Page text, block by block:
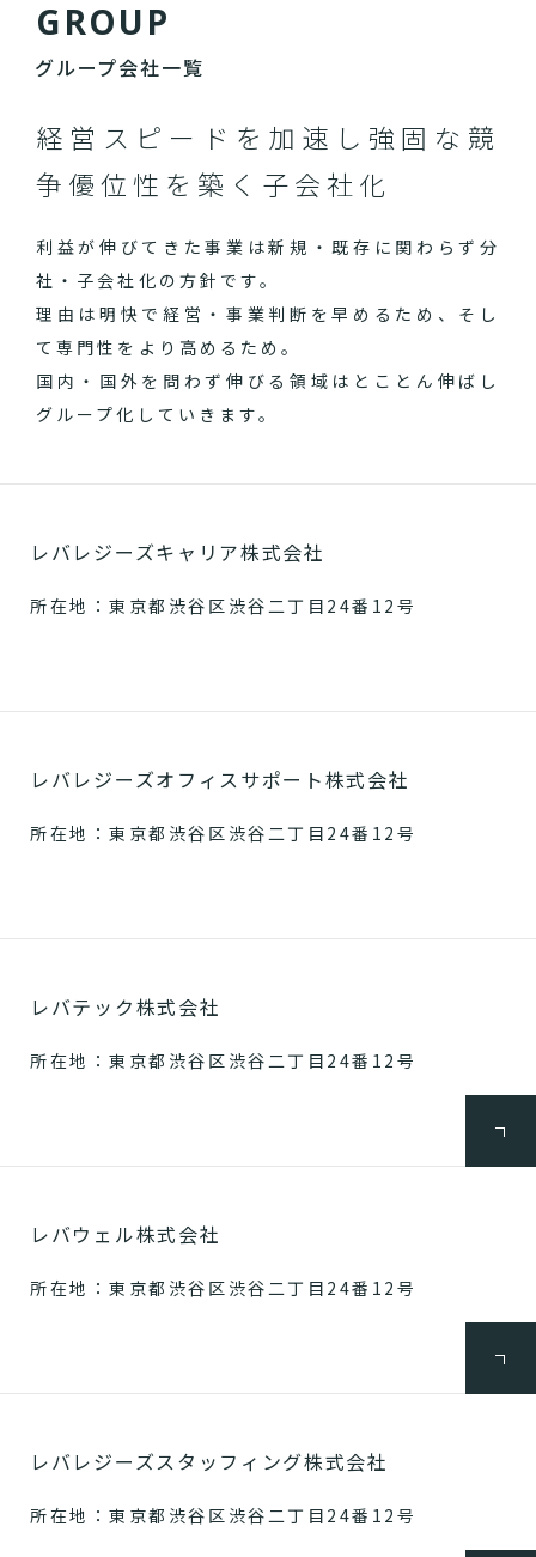
GROUP
グループ会社一覧
経営スピードを加速し 強固な競
争優位性を築く子会社化
利益が伸びてきた事業は新規・既存に関わらず分
社・子会社化の方針です。
理由は明快で経営・事業判断を早めるため、そし
て専門性をより高めるため。
国内・国外を問わず伸びる領域はとことん伸ばし
グループ化していきます。
レバレジーズキャリア株式会社
所在地：東京都渋谷区渋谷二丁目24番12号
レバレジーズオフィスサポート株式会社
所在地：東京都渋谷区渋谷二丁目24番12号
レバテック株式会社
所在地：東京都渋谷区渋谷二丁目24番12号
レバウェル株式会社
所在地：東京都渋谷区渋谷二丁目24番12号
レバレジーズスタッフィング株式会社
所在地：東京都渋谷区渋谷二丁目24番12号